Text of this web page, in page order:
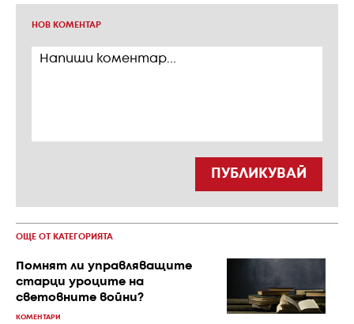
НОВ КОМЕНТАР
ПУБЛИКУВАЙ
ОЩЕ ОТ КАТЕГОРИЯТА
Помнят ли управляващите
старци уроците на
световните войни?
КОМЕНТАРИ